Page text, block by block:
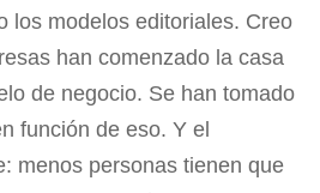
los modelos editoriales. Creo
han comenzado la casa
de negocio. Se han tomado
función de eso. Y el
menos personas tienen que